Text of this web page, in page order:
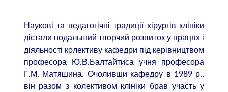
Наукові та педагогічні традиції хірургів клініки
дістали подальший творчий розвиток у працях і
діяльності колективу кафедри під керівництвом
професора Ю.В.Балтайтиса учня професора
Г.М. Матяшина. Очоливши кафедру в 1989 р.,
він разом з колективом клініки брав участь у